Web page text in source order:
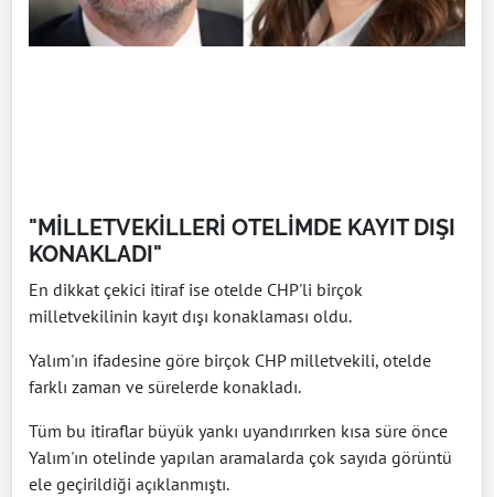
"MİLLETVEKİLLERİ OTELİMDE KAYIT DIŞI
KONAKLADI"
En dikkat çekici itiraf ise otelde CHP'li birçok
milletvekilinin kayıt dışı konaklaması oldu.
Yalım'ın ifadesine göre birçok CHP milletvekili, otelde
farklı zaman ve sürelerde konakladı.
Tüm bu itiraflar büyük yankı uyandırırken kısa süre önce
Yalım'ın otelinde yapılan aramalarda çok sayıda görüntü
ele geçirildiği açıklanmıştı.